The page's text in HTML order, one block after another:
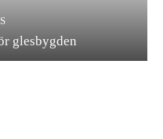
glesbygden